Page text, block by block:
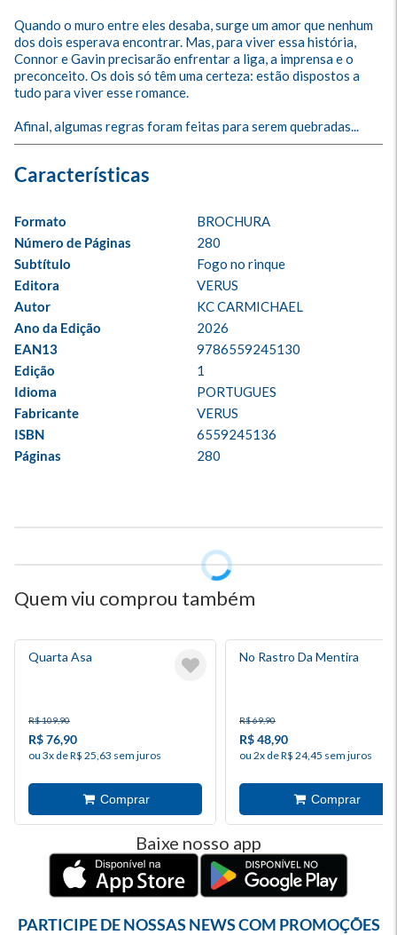
Quando o muro entre eles desaba, surge um amor que nenhum
dos dois esperava encontrar. Mas, para viver essa história,
Connor e Gavin precisarão enfrentar a liga, a imprensa e o
preconceito. Os dois só têm uma certeza: estão dispostos a
tudo para viver esse romance.
Afinal, algumas regras foram feitas para serem quebradas...
Formato
BROCHURA
Número de Páginas
280
Subtítulo
Fogo no rinque
Editora
VERUS
Autor
KC CARMICHAEL
Ano da Edição
2026
EAN13
9786559245130
Edição
1
Idioma
PORTUGUES
Fabricante
VERUS
ISBN
6559245136
Páginas
280
Quem viu comprou também
Quarta Asa
R$ 109,90
R$ 76,90
ou 3x de R$ 25,63 sem juros
No Rastro Da Mentira
R$ 69,90
R$ 48,90
ou 2x de R$ 24,45 sem juros
Baixe nosso app
PARTICIPE DE NOSSAS NEWS COM PROMOÇÕES